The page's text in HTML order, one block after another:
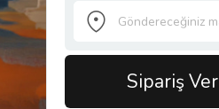
Sipariş Ver